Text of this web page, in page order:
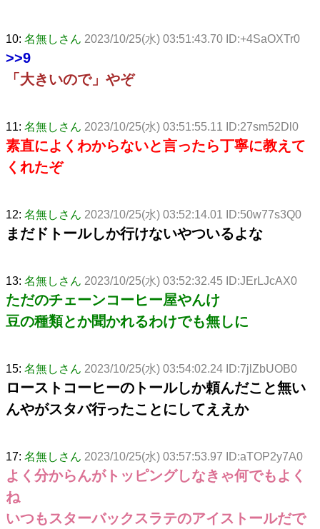
10: 名無しさん 2023/10/25(水) 03:51:43.70 ID:+4SaOXTr0
>>9
「大きいので」やぞ
11: 名無しさん 2023/10/25(水) 03:51:55.11 ID:27sm52Dl0
素直によくわからないと言ったら丁寧に教えて
くれたぞ
12: 名無しさん 2023/10/25(水) 03:52:14.01 ID:50w77s3Q0
まだドトールしか行けないやついるよな
13: 名無しさん 2023/10/25(水) 03:52:32.45 ID:JErLJcAX0
ただのチェーンコーヒー屋やんけ
豆の種類とか聞かれるわけでも無しに
15: 名無しさん 2023/10/25(水) 03:54:02.24 ID:7jlZbUOB0
ローストコーヒーのトールしか頼んだこと無い
んやがスタバ行ったことにしてええか
17: 名無しさん 2023/10/25(水) 03:57:53.97 ID:aTOP2y7A0
よく分からんがトッピングしなきゃ何でもよく
ね
いつもスターバックスラテのアイストールだで